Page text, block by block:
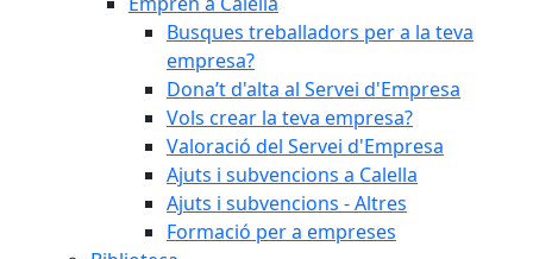
Busques treballadors per a la teva
empresa?
Dona’t d'alta al Servei d'Empresa
Vols crear la teva empresa?
Valoració del Servei d'Empresa
Ajuts i subvencions a Calella
Ajuts i subvencions - Altres
Formació per a empreses